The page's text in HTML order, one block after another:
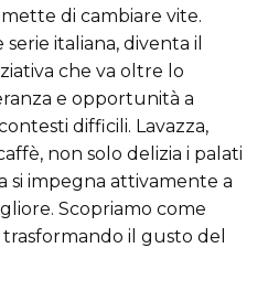
di cambiare vite.
italiana, diventa il
che va oltre lo
e opportunità a
difficili. Lavazza,
non solo delizia i palati
si impegna attivamente a
Scopriamo come
il gusto del